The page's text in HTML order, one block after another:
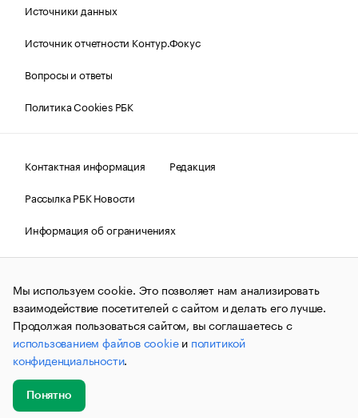
Источники данных
Источник отчетности Контур.Фокус
Вопросы и ответы
Политика Cookies РБК
Контактная информация
Редакция
Рассылка РБК Новости
Информация об ограничениях
Правовая информация
О соблюдении авторских прав
© АО «РОСБИЗНЕСКОНСАЛТИНГ»,1995–2026.Сообщения
и материалы информационного агентства «РБК»
(зарегистрировано Федеральной службой по надзору в сфере
связи, информационных технологий и массовых
коммуникаций (Роскомнадзор) 09.12.2015 за номером ИА
№ФС77-63848) сопровождаются пометкой «РБК». Отдельные
публикации могут содержать информацию,
не предназначенную для пользователей
до 18 лет.
Мы используем cookie. Это позволяет нам анализировать
взаимодействие посетителей с сайтом и делать его лучше.
Продолжая пользоваться сайтом, вы соглашаетесь с
использованием файлов cookieи политикой
конфиденциальности.
Понятно